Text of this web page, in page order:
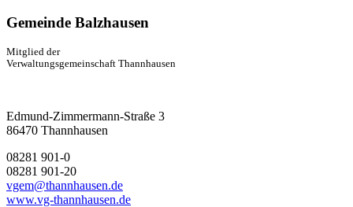
Gemeinde Balzhausen
Mitglied der
Verwaltungsgemeinschaft Thannhausen
Edmund-Zimmermann-Straße 3
86470 Thannhausen
08281 901-0
08281 901-20
vgem@thannhausen.de
www.vg-thannhausen.de